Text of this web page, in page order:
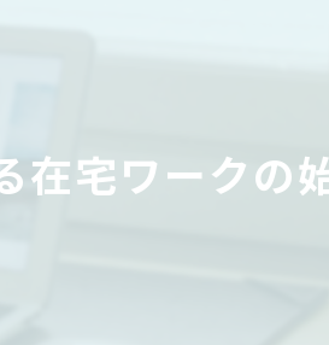
在宅ワークの